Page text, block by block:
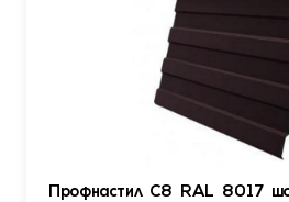
Профнастил С8 RAL 8017